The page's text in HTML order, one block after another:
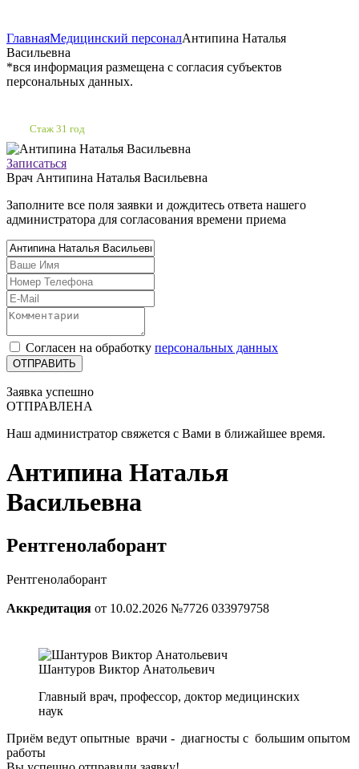
ГлавнаяМедицинский персоналАнтипина Наталья
Васильевна
*вся информация размещена с согласия субъектов
персональных данных.
Стаж 31 год
Записаться
Врач Антипина Наталья Васильевна
Заполните все поля заявки и дождитесь ответа нашего
администратора для согласования времени приема
Согласен на обработку персональных данных
Заявка успешно
ОТПРАВЛЕНА
Наш администратор свяжется с Вами в ближайшее время.
Антипина Наталья
Васильевна
Рентгенолаборант
Рентгенолаборант
Аккредитация от 10.02.2026 №7726 033979758
Шантуров Виктор Анатольевич
Главный врач, профессор, доктор медицинских
наук
Приём ведут опытные врачи - диагносты с большим опытом
работы